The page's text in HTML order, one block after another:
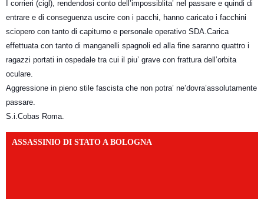
I corrieri (cigl), rendendosi conto dell’impossiblita’ nel passare e quindi di
entrare e di conseguenza uscire con i pacchi, hanno caricato i facchini
sciopero con tanto di capiturno e personale operativo SDA.Carica
effettuata con tanto di manganelli spagnoli ed alla fine saranno quattro i
ragazzi portati in ospedale tra cui il piu’ grave con frattura dell’orbita
oculare.
Aggressione in pieno stile fascista che non potra’ ne’dovra’assolutamente
passare.
S.i.Cobas Roma.
ASSASSINIO DI STATO A BOLOGNA